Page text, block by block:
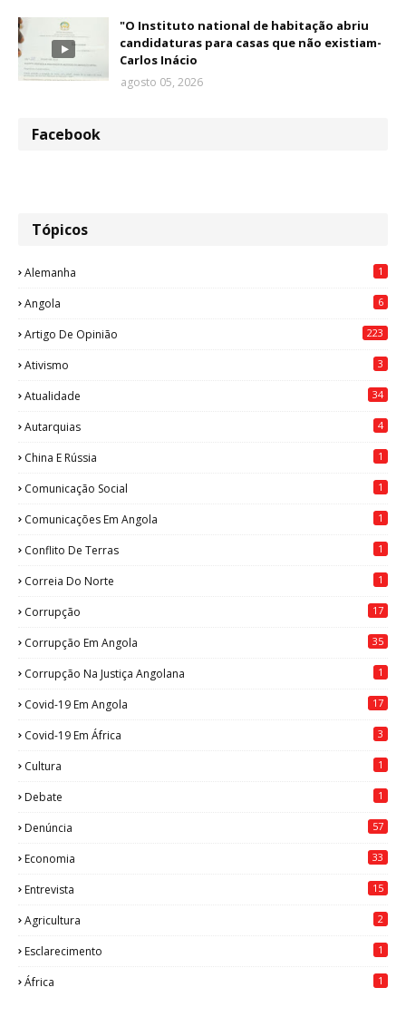
"O Instituto national de habitação abriu
candidaturas para casas que não existiam-
Carlos Inácio
agosto 05, 2026
Facebook
Tópicos
Alemanha 1
Angola 6
Artigo De Opinião 223
Ativismo 3
Atualidade 34
Autarquias 4
China E Rússia 1
Comunicação Social 1
Comunicações Em Angola 1
Conflito De Terras 1
Correia Do Norte 1
Corrupção 17
Corrupção Em Angola 35
Corrupção Na Justiça Angolana 1
Covid-19 Em Angola 17
Covid-19 Em África 3
Cultura 1
Debate 1
Denúncia 57
Economia 33
Entrevista 15
Agricultura 2
Esclarecimento 1
África 1